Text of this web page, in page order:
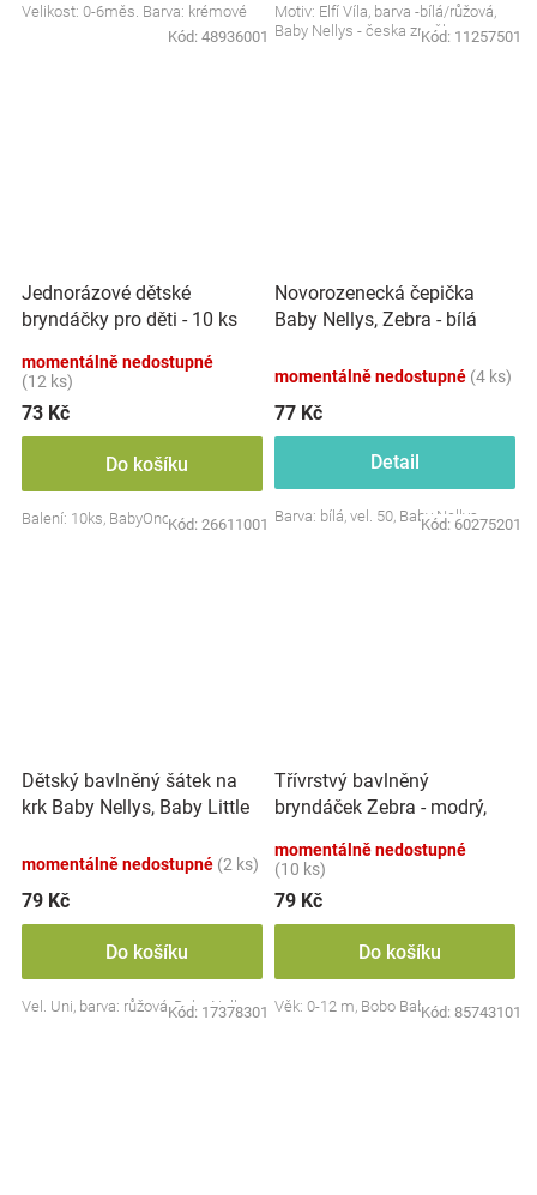
Velikost: 0-6měs. Barva: krémové
Kód: 48936001
Motiv: Elfí Víla, barva -bílá/růžová,
Baby Nellys - česka značka
Kód: 11257501
Jednorázové dětské
bryndáčky pro děti - 10 ks
momentálně nedostupné
(12 ks)
73 Kč
Do košíku
Balení: 10ks, BabyOnoKód: 26611001
Novorozenecká čepička
Baby Nellys, Zebra - bílá
momentálně nedostupné (4 ks)
77 Kč
Detail
Barva: bílá, vel. 50, Baby Nellys
Kód: 60275201
Dětský bavlněný šátek na
krk Baby Nellys, Baby Little
momentálně nedostupné (2 ks)
79 Kč
Do košíku
Vel. Uni, barva: růžová, Baby Nellys
Kód: 17378301
Třívrstvý bavlněný
bryndáček Zebra - modrý,
momentálně nedostupné
(10 ks)
79 Kč
Do košíku
Věk: 0-12 m, Bobo BabyKód: 85743101